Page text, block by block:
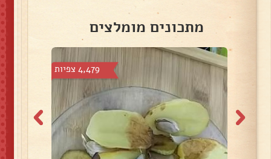
מתכונים מומלצים
4,479 צפיות